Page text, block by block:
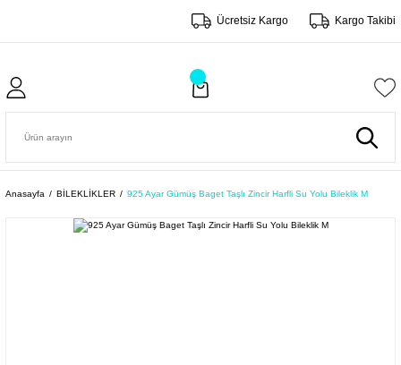
Ücretsiz Kargo Kargo Takibi
Anasayfa BİLEKLİKLER 925 Ayar Gümüş Baget Taşlı Zincir Harfli Su Yolu Bileklik M